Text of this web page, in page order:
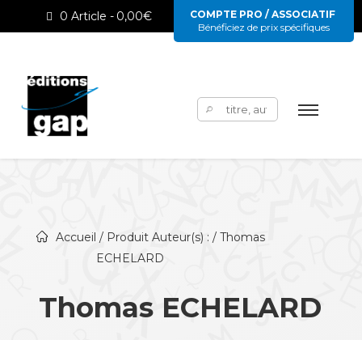
0 Article 0,00€
COMPTE PRO / ASSOCIATIF
Bénéficiez de prix spécifiques
Rechercher :
Accueil / Produit Auteur(s) : / Thomas
ECHELARD
Thomas ECHELARD